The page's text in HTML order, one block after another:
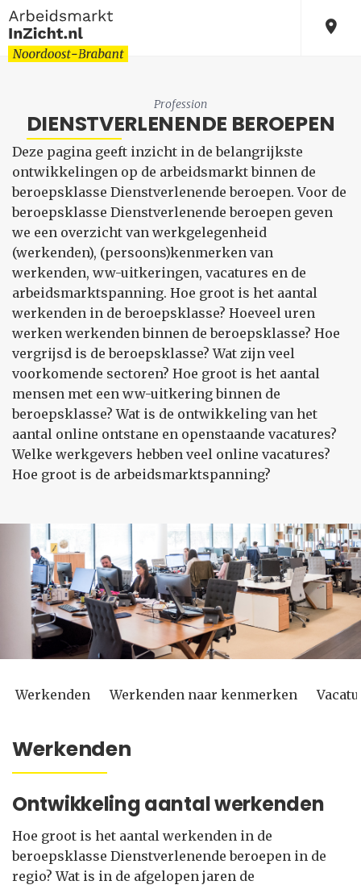
Profession
DIENSTVERLENENDE BEROEPEN
Deze pagina geeft inzicht in de belangrijkste
ontwikkelingen op de arbeidsmarkt binnen de
beroepsklasse Dienstverlenende beroepen. Voor de
beroepsklasse Dienstverlenende beroepen geven
we een overzicht van werkgelegenheid
(werkenden), (persoons)kenmerken van
werkenden, ww-uitkeringen, vacatures en de
arbeidsmarktspanning. Hoe groot is het aantal
werkenden in de beroepsklasse? Hoeveel uren
werken werkenden binnen de beroepsklasse? Hoe
vergrijsd is de beroepsklasse? Wat zijn veel
voorkomende sectoren? Hoe groot is het aantal
mensen met een ww-uitkering binnen de
beroepsklasse? Wat is de ontwikkeling van het
aantal online ontstane en openstaande vacatures?
Welke werkgevers hebben veel online vacatures?
Hoe groot is de arbeidsmarktspanning?
Werkenden Werkenden naar kenmerken
Werkenden
Ontwikkeling aantal werkenden
Hoe groot is het aantal werkenden in de
beroepsklasse Dienstverlenende beroepen in de
regio? Wat is in de afgelopen jaren de